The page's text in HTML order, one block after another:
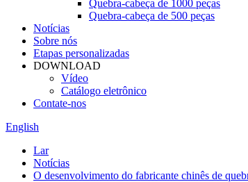
Quebra-cabeça de 1000 peças
Quebra-cabeça de 500 peças
Notícias
Sobre nós
Etapas personalizadas
DOWNLOAD
Vídeo
Catálogo eletrônico
Contate-nos
English
Lar
Notícias
O desenvolvimento do fabricante chinês de